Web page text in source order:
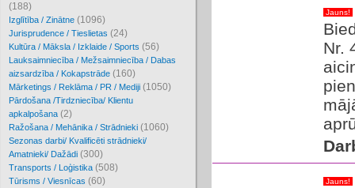
(188)
Izglītība / Zinātne (1096)
Jurisprudence / Tieslietas (24)
Kultūra / Māksla / Izklaide / Sports (56)
Lauksaimniecība / Mežsaimniecība / Dabas
aizsardzība / Kokapstrāde (160)
Mārketings / Reklāma / PR / Mediji (1050)
Pārdošana /Tirdzniecība/ Klientu
apkalpošana (2)
Ražošana / Mehānika / Strādnieki (1060)
Sezonas darbi/ Kvalificēti strādnieki/
Amatnieki/ Dažādi (300)
Transports / Loģistika (508)
Tūrisms / Viesnīcas (60)
Jauns!
Nr.
Jauns!